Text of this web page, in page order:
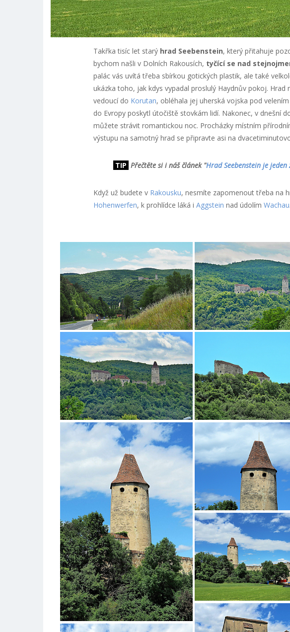
Takřka tisíc let starý hrad Seebenstein, který přitahuje
bychom našli v Dolních Rakousích, tyčící se nad
palác vás uvítá třeba sbírkou gotických plastik, ale také
ukázka toho, jak kdys vypadal proslulý Haydnův pokoj.
vedoucí do Korutan, obléhala jej uherská vojska pod
do Evropy poskytl útočiště stovkám lidí. Nakonec, v dnešní
můžete strávit romantickou noc. Procházky místním
výstupu na samotný hrad se připravte asi na
TIP Přečtěte si i náš článek "Hrad Seebenstein je
Když už budete v Rakousku, nesmíte zapomenout třeba na
Hohenwerfen, k prohlídce láká i Aggstein nad údolím Wachau